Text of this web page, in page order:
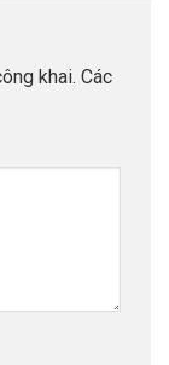
khai. Các